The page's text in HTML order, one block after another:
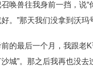
唤兽往我身前一挡，说
。”那天我们没拿到沃玛
的最后一个月，我跟老
城”。那之后我再也没